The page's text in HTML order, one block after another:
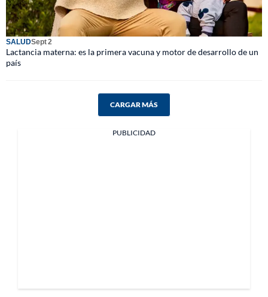
SALUDSept 2
Lactancia materna: es la primera vacuna y motor de desarrollo de un
país
CARGAR MÁS
PUBLICIDAD